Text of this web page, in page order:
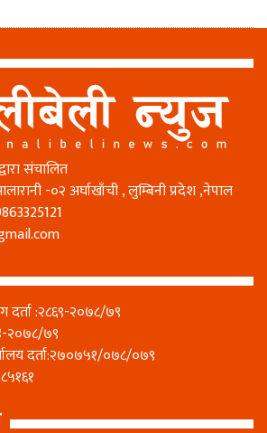
संचालित
-०२ अर्घाखाँची , लुम्बिनी प्रदेश ,नेपाल
दर्ता :२८६९-२०७८/७९
२०७८/७९
दर्ता:२७०७५१/०७८/०७९